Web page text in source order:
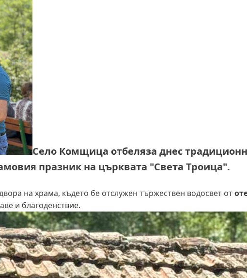
Село Комщица отбеляза днес
празник на църквата "Света Троица".
на храма, където бе отслужен тържествен водосвет от
и благоденствие.